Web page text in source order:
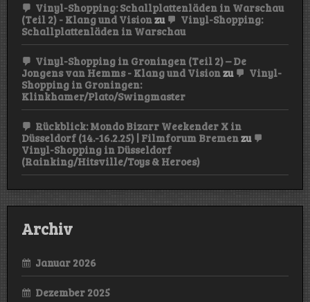
Vinyl-Shopping: Schallplattenläden in Warschau
(Teil 2) - Klang und Visionzu
Vinyl-Shopping:
Schallplattenläden in Warschau
Vinyl-Shopping in Groningen (Teil 2) – De
Jongens van Hemms - Klang und Visionzu
Vinyl-
Shopping in Groningen:
Klinkhamer/Plato/Swingmaster
Rückblick: Mondo Bizarr Weekender X in
Düsseldorf (14.-16.2.25) | Filmforum Bremenzu
Vinyl-Shopping in Düsseldorf
(Rainking/Hitsville/Toys & Heroes)
Archiv
Januar 2026
Dezember 2025